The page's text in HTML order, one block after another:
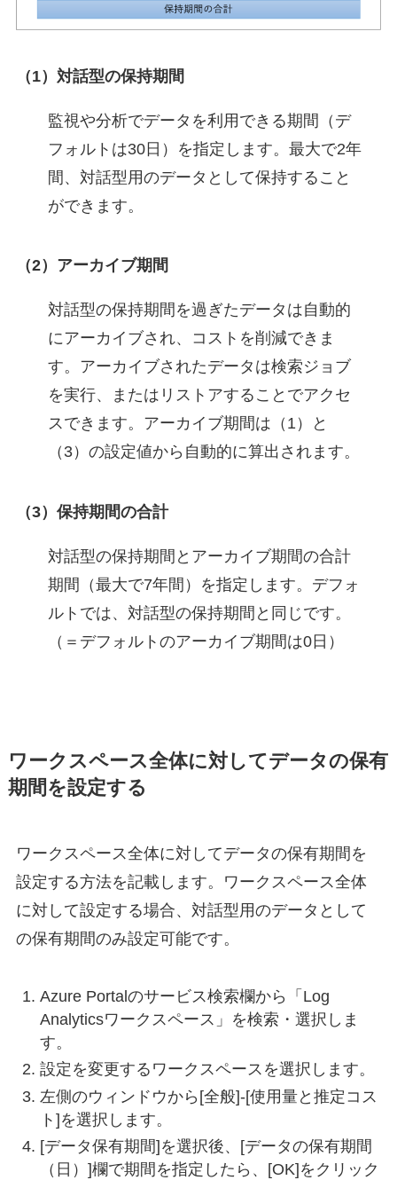
（1）対話型の保持期間
監視や分析でデータを利用できる期間（デ
フォルトは30日）を指定します。最大で2年
間、対話型用のデータとして保持すること
ができます。
（2）アーカイブ期間
対話型の保持期間を過ぎたデータは自動的
にアーカイブされ、コストを削減できま
す。アーカイブされたデータは検索ジョブ
を実行、またはリストアすることでアクセ
スできます。アーカイブ期間は（1）と
（3）の設定値から自動的に算出されます。
（3）保持期間の合計
対話型の保持期間とアーカイブ期間の合計
期間（最大で7年間）を指定します。デフォ
ルトでは、対話型の保持期間と同じです。
（＝デフォルトのアーカイブ期間は0日）
ワークスペース全体に対してデータの保有
期間を設定する
ワークスペース全体に対してデータの保有期間を
設定する方法を記載します。ワークスペース全体
に対して設定する場合、対話型用のデータとして
の保有期間のみ設定可能です。
Azure Portalのサービス検索欄から「Log
Analyticsワークスペース」を検索・選択しま
す。
設定を変更するワークスペースを選択します。
左側のウィンドウから[全般]-[使用量と推定コス
ト]を選択します。
[データ保有期間]を選択後、[データの保有期間
（日）]欄で期間を指定したら、[OK]をクリック